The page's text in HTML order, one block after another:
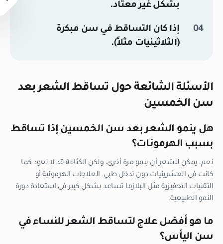
بشكل غير معتاد.
إذا كان التساقط في سن مبكرة
(الثلاثينيات مثلاً).
الأسئلة الشائعة حول تساقط الشعر بعد
سن الخمسين
هل ينمو الشعر بعد سن الخمسين إذا تساقط
بسبب الهرمونات؟
نعم، يمكن للشعر أن ينمو مرة أخرى، ولكن الكثافة قد لا تعود كما
كانت في العشرينيات دون تدخل طبي. العلاجات الهرمونية أو
التقنيات التحفيزية مثل البلازما تساعد بشكل كبير في استعادة دورة
النمو الطبيعية.
ما هو أفضل علاج لتساقط الشعر للنساء في
سن اليأس؟